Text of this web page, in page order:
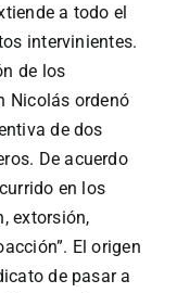
a todo el
intervinientes.
de los
Nicolás ordenó
de dos
De acuerdo
en los
extorsión,
El origen
de pasar a